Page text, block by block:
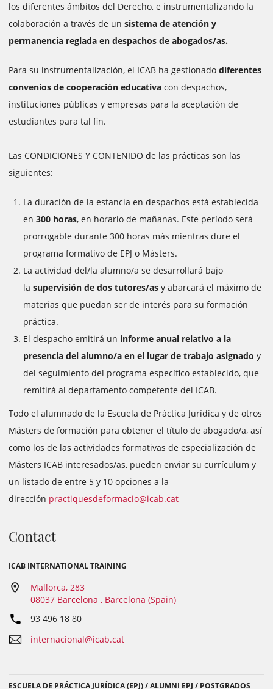
los diferentes ámbitos del Derecho, e instrumentalizando la
colaboración a través de un sistema de atención y
permanencia reglada en despachos de abogados/as.
Para su instrumentalización, el ICAB ha gestionado diferentes
convenios de cooperación educativa con despachos,
instituciones públicas y empresas para la aceptación de
estudiantes para tal fin.
Las CONDICIONES Y CONTENIDO de las prácticas son las
siguientes:
La duración de la estancia en despachos está establecida
en 300 horas, en horario de mañanas. Este período será
prorrogable durante 300 horas más mientras dure el
programa formativo de EPJ o Másters.
La actividad del/la alumno/a se desarrollará bajo
la supervisión de dos tutores/as y abarcará el máximo de
materias que puedan ser de interés para su formación
práctica.
El despacho emitirá un informe anual relativo a la
presencia del alumno/a en el lugar de trabajo asignado y
del seguimiento del programa específico establecido, que
remitirá al departamento competente del ICAB.
Todo el alumnado de la Escuela de Práctica Jurídica y de otros
Másters de formación para obtener el título de abogado/a, así
como los de las actividades formativas de especialización de
Másters ICAB interesados/as, pueden enviar su currículum y
un listado de entre 5 y 10 opciones a la
dirección practiquesdeformacio@icab.cat
Contact
ICAB INTERNATIONAL TRAINING
Mallorca, 283
08037 Barcelona , Barcelona (Spain)
93 496 18 80
internacional@icab.cat
ESCUELA DE PRÁCTICA JURÍDICA (EPJ) / ALUMNI EPJ / POSTGRADOS